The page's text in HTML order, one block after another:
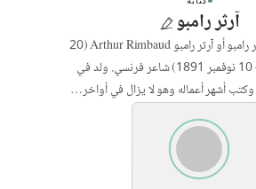
آرثر رامبو
جين نيكولاس آرثر رامبو أو آرثر رامبو Arthur Rimbaud (20
أكتوبر 1854 – 10 نوفمبر 1891) شاعر فرنسي. ولد في
وكتب أشهر أعماله وهو لا يزال في أواخر…